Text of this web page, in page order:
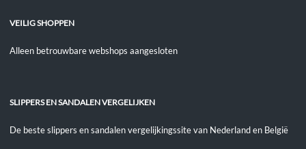
VEILIG SHOPPEN
Alleen betrouwbare webshops aangesloten
SLIPPERS EN SANDALEN VERGELIJKEN
De beste slippers en sandalen vergelijkingssite van Nederland en België